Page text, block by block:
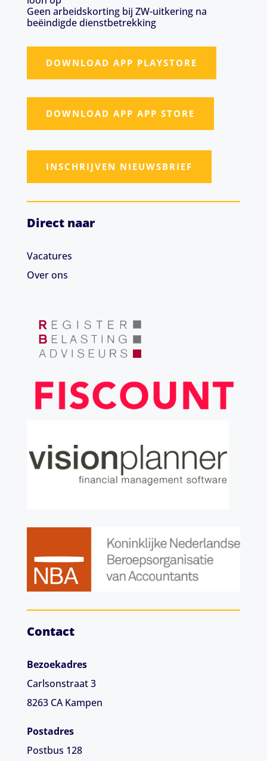
Geen arbeidskorting bij ZW-uitkering na
beëindigde dienstbetrekking
DOWNLOAD APP PLAYSTORE
DOWNLOAD APP APP STORE
INSCHRIJVEN NIEUWSBRIEF
Direct naar
Vacatures
Over ons
Contact
Bezoekadres
Carlsonstraat 3
8263 CA Kampen
Postadres
Postbus 128